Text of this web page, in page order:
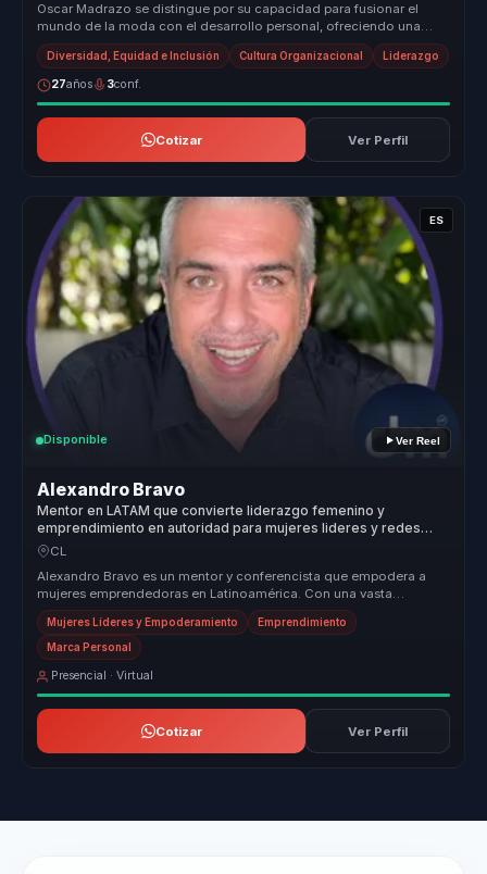
Oscar Madrazo se distingue por su capacidad para fusionar el
mundo de la moda con el desarrollo personal, ofreciendo una
propuesta de val...
Diversidad, Equidad e Inclusión Cultura Organizacional Liderazgo
27años 3conf.
Cotizar Ver Perfil
ES
Disponible Ver Reel
Alexandro Bravo
Mentor en LATAM que convierte liderazgo femenino y
emprendimiento en autoridad para mujeres lideres y redes
empresariales.
CL
Alexandro Bravo es un mentor y conferencista que empodera a
mujeres emprendedoras en Latinoamérica. Con una vasta
experiencia y formación...
Mujeres Líderes y Empoderamiento Emprendimiento
Marca Personal
Presencial · Virtual
Cotizar Ver Perfil